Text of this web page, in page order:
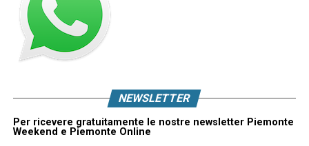
NEWSLETTER
Per ricevere gratuitamente le nostre newsletter Piemonte
Weekend e Piemonte Online